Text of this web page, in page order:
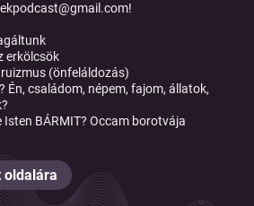
erkölcsök
(önfeláldozás)
Én, családom, népem, fajom, állatok,
BÁRMIT? Occam borotvája
oldalára